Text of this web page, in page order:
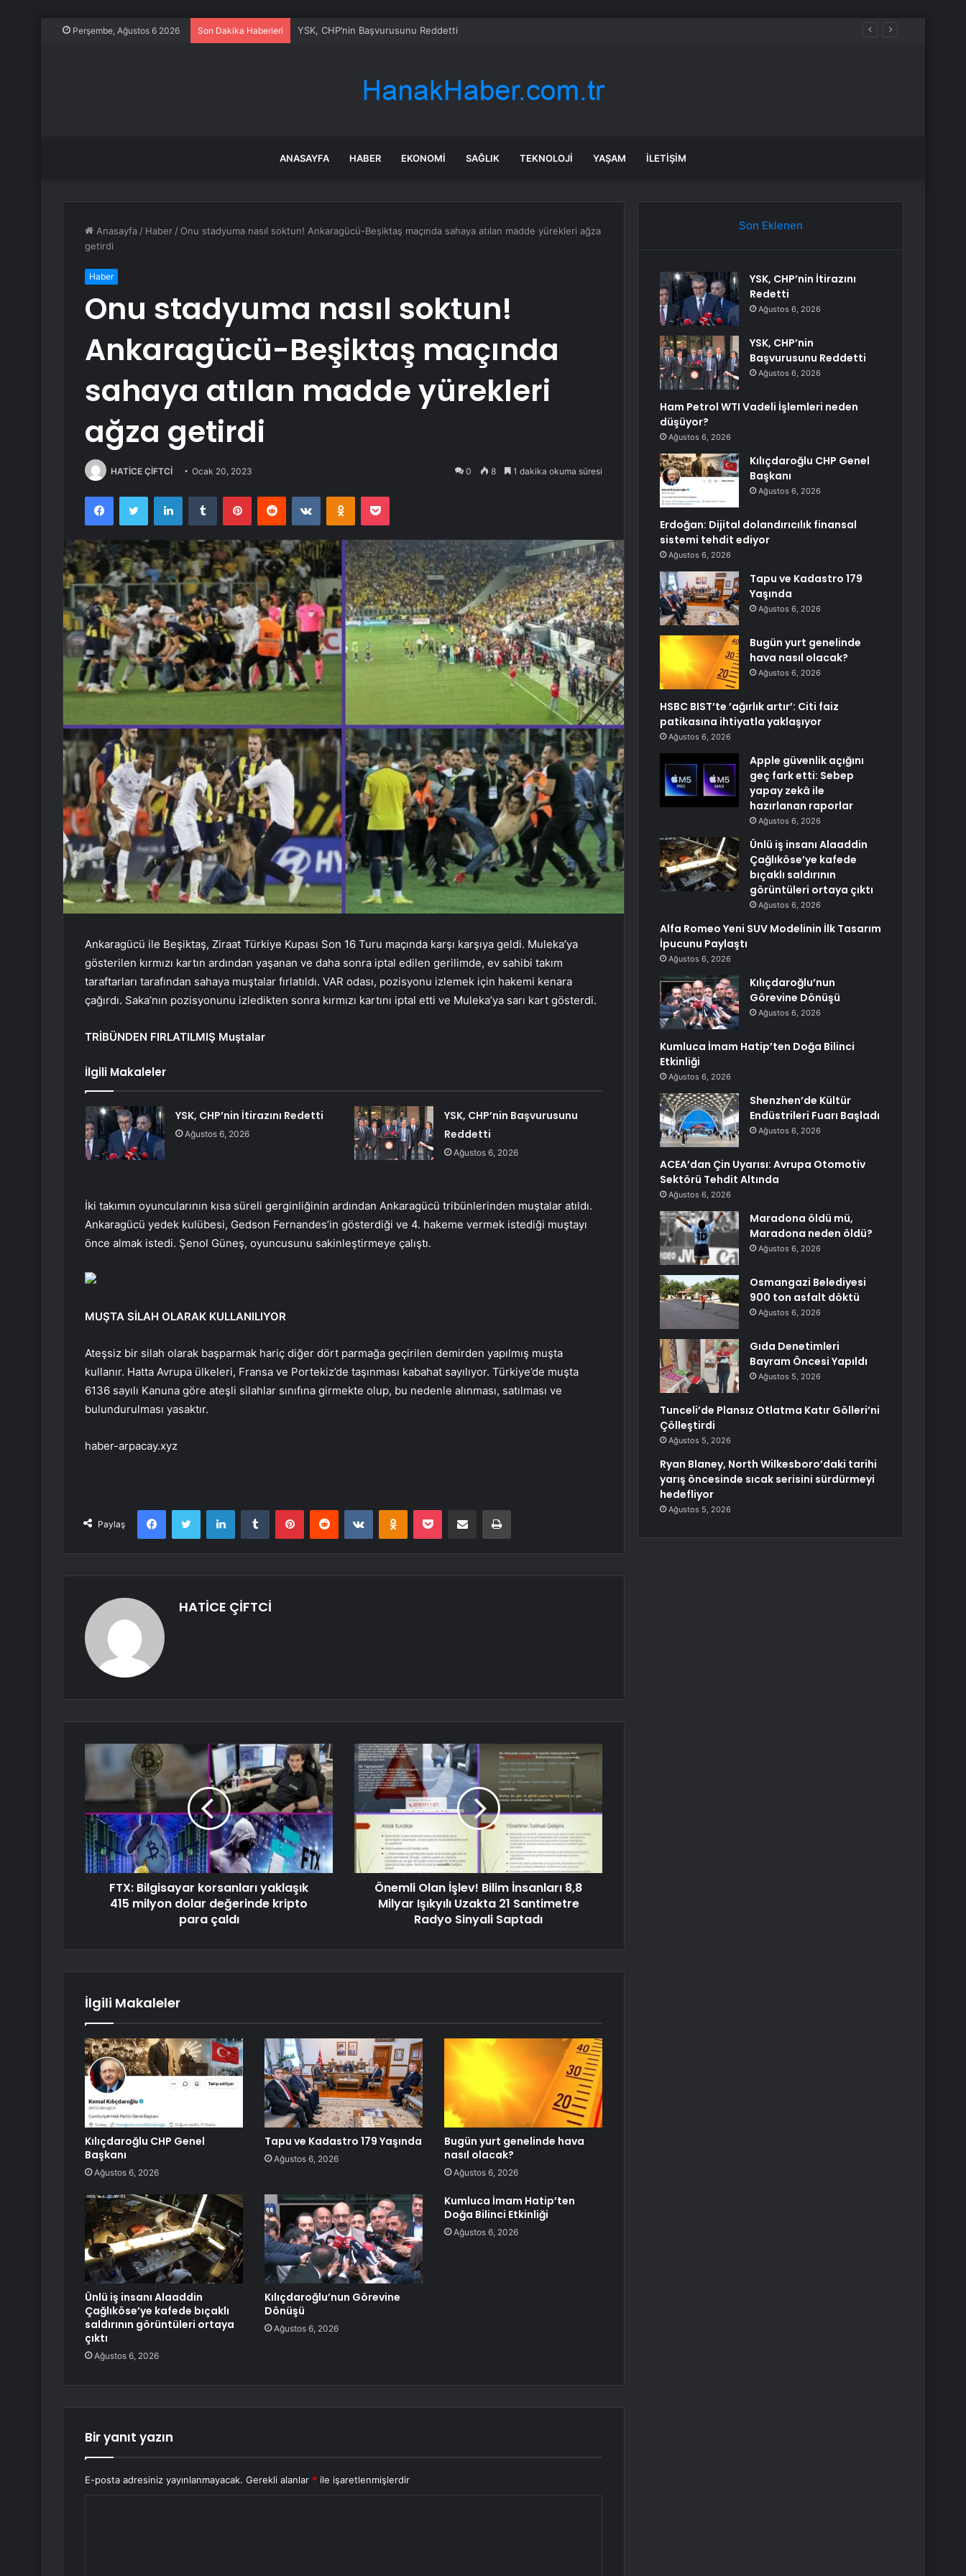
Perşembe, Ağustos 6 2026 Son Dakika Haberleri YSK, CHP’nin Başvurusunu Reddetti
ANASAYFA HABER EKONOMI SAĞLIK TEKNOLOJI YAŞAM İLETIŞIM
Anasayfa / Haber / Onu stadyuma nasıl soktun! Ankaragücü-Beşiktaş maçında sahaya atılan madde yürekleri ağza
getirdi
Haber
Onu stadyuma nasıl soktun!
Ankaragücü-Beşiktaş maçında
sahaya atılan madde yürekleri
ağza getirdi
HATİCE ÇİFTCİ Ocak 20, 2023 0 8 1 dakika okuma süresi
FacebookTwitter LinkedInTumblr PinterestReddit VKontakteOdnoklassniki
Pocket
Ankaragücü ile Beşiktaş, Ziraat Türkiye Kupası Son 16 Turu maçında karşı karşıya geldi. Muleka’ya
gösterilen kırmızı kartın ardından yaşanan ve daha sonra iptal edilen gerilimde, ev sahibi takım
taraftarları tarafından sahaya muştalar fırlatıldı. VAR odası, pozisyonu izlemek için hakemi kenara
çağırdı. Saka’nın pozisyonunu izledikten sonra kırmızı kartını iptal etti ve Muleka’ya sarı kart gösterdi.
TRİBÜNDEN FIRLATILMIŞ Muştalar
İlgili Makaleler
YSK, CHP’nin İtirazını Redetti
Ağustos 6, 2026
YSK, CHP’nin Başvurusunu
Reddetti
Ağustos 6, 2026
İki takımın oyuncularının kısa süreli gerginliğinin ardından Ankaragücü tribünlerinden muştalar atıldı.
Ankaragücü yedek kulübesi, Gedson Fernandes’in gösterdiği ve 4. hakeme vermek istediği muştayı
önce almak istedi. Şenol Güneş, oyuncusunu sakinleştirmeye çalıştı.
MUŞTA SİLAH OLARAK KULLANILIYOR
Ateşsiz bir silah olarak başparmak hariç diğer dört parmağa geçirilen demirden yapılmış muşta
kullanır. Hatta Avrupa ülkeleri, Fransa ve Portekiz’de taşınması kabahat sayılıyor. Türkiye’de muşta
6136 sayılı Kanuna göre ateşli silahlar sınıfına girmekte olup, bu nedenle alınması, satılması ve
bulundurulması yasaktır.
haber-arpacay.xyz
Paylaş
FacebookTwitter LinkedInTumblr PinterestReddit VKontakteOdnoklassniki
Pocket E-Posta ile paylaş Yazdır
HATİCE ÇİFTCİ
FTX: Bilgisayar korsanları yaklaşık
415 milyon dolar değerinde kripto
para çaldı
Önemli Olan İşlev! Bilim İnsanları 8,8
Milyar Işıkyılı Uzakta 21 Santimetre
Radyo Sinyali Saptadı
İlgili Makaleler
Kılıçdaroğlu CHP Genel
Başkanı
Ağustos 6, 2026
Tapu ve Kadastro 179 Yaşında
Ağustos 6, 2026
Bugün yurt genelinde hava
nasıl olacak?
Ağustos 6, 2026
Ünlü iş insanı Alaaddin
Çağlıköse’ye kafede bıçaklı
saldırının görüntüleri ortaya
çıktı
Ağustos 6, 2026
Kılıçdaroğlu’nun Görevine
Dönüşü
Ağustos 6, 2026
Kumluca İmam Hatip’ten
Doğa Bilinci Etkinliği
Ağustos 6, 2026
Bir yanıt yazın
E-posta adresiniz yayınlanmayacak. Gerekli alanlar * ile işaretlenmişlerdir
Son Eklenen
YSK, CHP’nin İtirazını
Redetti
Ağustos 6, 2026
YSK, CHP’nin
Başvurusunu Reddetti
Ağustos 6, 2026
Ham Petrol WTI Vadeli İşlemleri neden
düşüyor?
Ağustos 6, 2026
Kılıçdaroğlu CHP Genel
Başkanı
Ağustos 6, 2026
Erdoğan: Dijital dolandırıcılık finansal
sistemi tehdit ediyor
Ağustos 6, 2026
Tapu ve Kadastro 179
Yaşında
Ağustos 6, 2026
Bugün yurt genelinde
hava nasıl olacak?
Ağustos 6, 2026
HSBC BIST’te ’ağırlık artır’: Citi faiz
patikasına ihtiyatla yaklaşıyor
Ağustos 6, 2026
Apple güvenlik açığını
geç fark etti: Sebep
yapay zekâ ile
hazırlanan raporlar
Ağustos 6, 2026
Ünlü iş insanı Alaaddin
Çağlıköse’ye kafede
bıçaklı saldırının
görüntüleri ortaya çıktı
Ağustos 6, 2026
Alfa Romeo Yeni SUV Modelinin İlk Tasarım
İpucunu Paylaştı
Ağustos 6, 2026
Kılıçdaroğlu’nun
Görevine Dönüşü
Ağustos 6, 2026
Kumluca İmam Hatip’ten Doğa Bilinci
Etkinliği
Ağustos 6, 2026
Shenzhen’de Kültür
Endüstrileri Fuarı Başladı
Ağustos 6, 2026
ACEA’dan Çin Uyarısı: Avrupa Otomotiv
Sektörü Tehdit Altında
Ağustos 6, 2026
Maradona öldü mü,
Maradona neden öldü?
Ağustos 6, 2026
Osmangazi Belediyesi
900 ton asfalt döktü
Ağustos 6, 2026
Gıda Denetimleri
Bayram Öncesi Yapıldı
Ağustos 5, 2026
Tunceli’de Plansız Otlatma Katır Gölleri’ni
Çölleştirdi
Ağustos 5, 2026
Ryan Blaney, North Wilkesboro’daki tarihi
yarış öncesinde sıcak serisini sürdürmeyi
hedefliyor
Ağustos 5, 2026